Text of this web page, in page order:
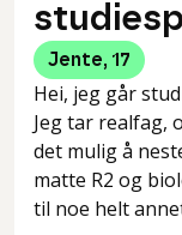
Jente, 17
Hei, jeg går
Jeg tar realfag,
det mulig å
matte R2 og
til noe helt